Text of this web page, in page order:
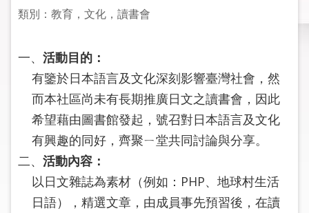
報
導
關
於
市
圖
線
上
申
請
類別：教育，文化，讀書會
一、 活動目的：
有鑒於日本語言及文化深刻影響臺灣社會，然
而本社區尚未有長期推廣日文之讀書會，因此
希望藉由圖書館發起，號召對日本語言及文化
有興趣的同好，齊聚ㄧ堂共同討論與分享。
二、 活動內容：
以日文雜誌為素材（例如：PHP、地球村生活
日語），精選文章，由成員事先預習後，在讀